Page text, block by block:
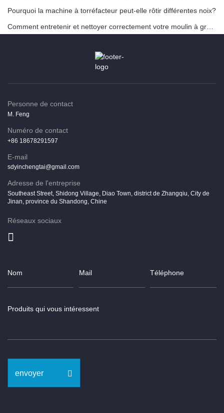
Pourquoi la machine à torréfacteur peut-elle rôtir différentes noix?
Personne de contact
M. Feng
Numéro de contact
+86 18678291597
E-mail
sdyinchengtai@gmail.com
Adresse de l'entreprise
Southeast Street, Shidong Village, Diao Town, district de Zhangqiu, City de
Jinan, province du Shandong, Chine
Réseaux sociaux
envoyer